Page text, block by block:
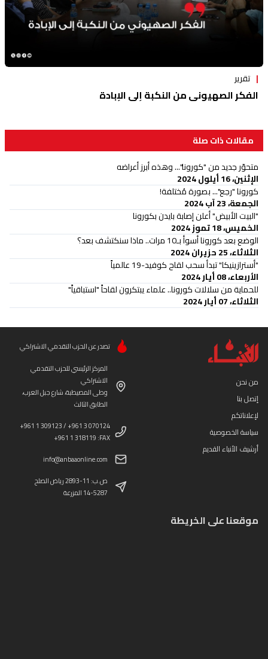
تقرير
الفكر الصهيوني من النكبة إلى الإبادة
مقالات ذات صلة
متحوّر جديد من "كورونا"... وهذه أبرز أعراضه
الإثنين، 16 أيلول 2024
كورونا "رجع"... بصورة مُختلفة!
الجمعة، 23 آب 2024
"البيت الأبيض" أعلن إصابة بايدن بكورونا
الخميس، 18 تموز 2024
الوضع بعد كورونا أسوأ بـ10 مرات.. ماذا سنكتشف بعد؟
الثلاثاء، 25 حزيران 2024
"أسترازينيكا" تبدأ سحب لقاح كوفيد-19 عالمياً
الأربعاء، 08 أيار 2024
للحماية من سلالات كورونا.. علماء يبتكرون لقاحاً "استباقياً"
الثلاثاء، 07 أيار 2024
من نحن
إتصل بنا
لإعلاناتكم
سياسة الخصوصية
أرشيف الأنباء القديم
تصدر عن الحزب التقدمي الاشتراكي
المركز الرئيسي للحزب التقدمي
الاشتراكي
وطى المصيطبة، شارع جبل العرب،
الطابق الثالث
+961 1 309123 / +961 3 070124
+961 1 318119 :FAX
info@anbaaonline.com
ص.ب: 11-2893 رياض الصلح
14-5287 المزرعة
موقعنا على الخريطة